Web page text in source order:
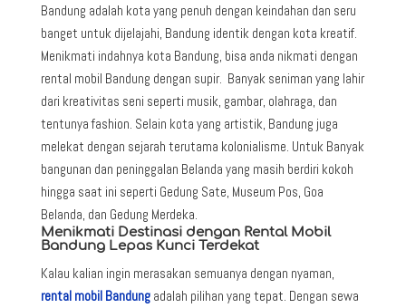
Bandung adalah kota yang penuh dengan keindahan dan seru
banget untuk dijelajahi, Bandung identik dengan kota kreatif.
Menikmati indahnya kota Bandung, bisa anda nikmati dengan
rental mobil Bandung dengan supir. Banyak seniman yang lahir
dari kreativitas seni seperti musik, gambar, olahraga, dan
tentunya fashion. Selain kota yang artistik, Bandung juga
melekat dengan sejarah terutama kolonialisme. Untuk Banyak
bangunan dan peninggalan Belanda yang masih berdiri kokoh
hingga saat ini seperti Gedung Sate, Museum Pos, Goa
Belanda, dan Gedung Merdeka.
Menikmati Destinasi dengan Rental Mobil
Bandung Lepas Kunci Terdekat
Kalau kalian ingin merasakan semuanya dengan nyaman,
rental mobil Bandungadalah pilihan yang tepat. Dengan sewa